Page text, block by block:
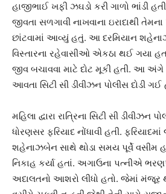
હાજીભાઈ ખફી ઝઘડો કરી ગાળો ભાંડી
જીવતા સળગાવી નાખવાના ઇરાદાથી
છાંટવામાં આવ્યું હતું. આ દરમિયાન
વિસ્તારના રહેવાસીઓ એકઠા થઈ ગયા
જીવ બચાવવા માટે દોટ મૂકી હતી. આ અંગે
આવતા સિટી સી ડીવીઝન પોલીસ દોડી ગઈ
મહિલા દ્વારા રાત્રિના સિટી સી
ધોરણસર ફરિયાદ નોંધાવી હતી.
શહેનાઝબેન સાથે થોડા સમય પૂર્વે વસીમ
નિકાહ કર્યા હતાં. અગાઉના પત્નીએ
અદાલતનો આશરો લીધો હતો. જેમાં